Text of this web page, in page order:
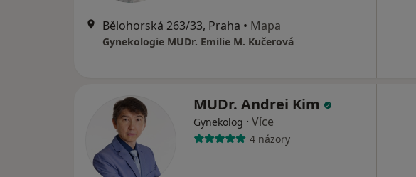
Bělohorská 263/33, Praha • Mapa
Gynekologie MUDr. Emilie M. Kučerová
MUDr. Andrei Kim
Gynekolog · Více
4 názory